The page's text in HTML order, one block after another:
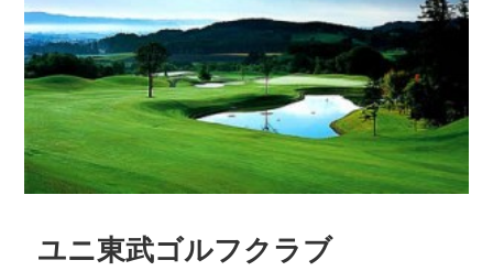
ユニ東武ゴルフクラブ